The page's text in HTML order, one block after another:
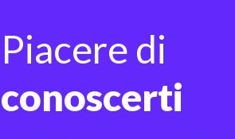
Piacere di
conoscerti